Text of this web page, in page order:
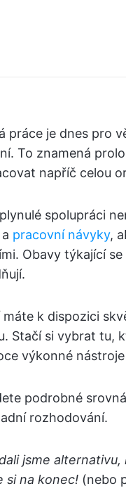
práce je dnes pro
To znamená
napříč celou
spolupráci
pracovní návyky,
Obavy týkající
máte k dispozici
Stačí si vybrat tu,
výkonné
podrobné
rozhodování.
jsme
si na konec! (nebo